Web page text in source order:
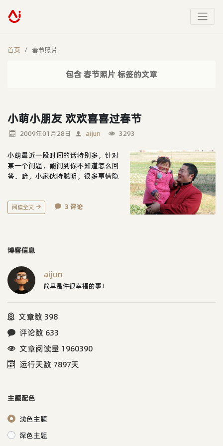
首页 春节照片
包含 春节照片 标签的文章
小萌小朋友 欢欢喜喜过春节
2009年01月28日 aijun 3293
小萌最近一段时间的话特别多，针对
某一个问题，能问到你不知道怎么回
答。哈，小家伙特聪明，很多事情隐
么抱着，要么驮着。一个人很累，还
气温稍微上升了些，把她的外套脱了
阅读全文 3 评论
博客信息
aijun
简单是件很幸福的事！
文章数 398
评论数 633
文章阅读量 1960390
运行天数 7897天
主题配色
浅色主题
深色主题